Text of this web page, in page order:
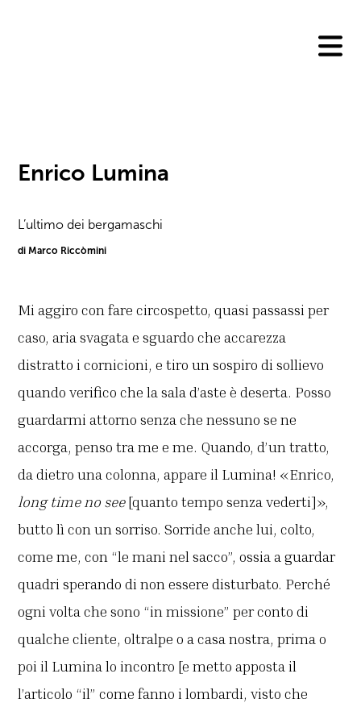
Enrico Lumina
L’ultimo dei bergamaschi
di Marco Riccòmini
Mi aggiro con fare circospetto, quasi passassi per
caso, aria svagata e sguardo che accarezza
distratto i cornicioni, e tiro un sospiro di sollievo
quando verifico che la sala d’aste è deserta. Posso
guardarmi attorno senza che nessuno se ne
accorga, penso tra me e me. Quando, d’un tratto,
da dietro una colonna, appare il Lumina! «Enrico,
long time no see[quanto tempo senza vederti]»,
butto lì con un sorriso. Sorride anche lui, colto,
come me, con “le mani nel sacco”, ossia a guardar
quadri sperando di non essere disturbato. Perché
ogni volta che sono “in missione” per conto di
qualche cliente, oltralpe o a casa nostra, prima o
poi il Lumina lo incontro [e metto apposta il
l’articolo “il” come fanno i lombardi, visto che